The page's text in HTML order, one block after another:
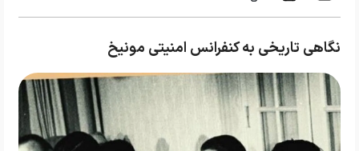
نگاهی تاریخی به کنفرانس امنیتی مونیخ